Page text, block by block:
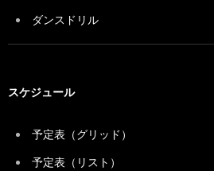
ダンスドリル
スケジュール
予定表（グリッド）
予定表（リスト）